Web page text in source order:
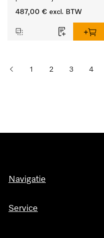
487,00 € excl. BTW
1 2 3 4
Navigatie
Service